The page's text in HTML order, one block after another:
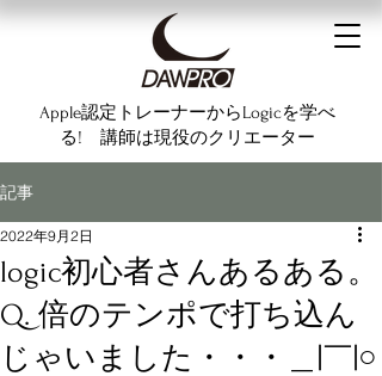
Apple認定トレーナーからLogicを学べ
る! 講師は現役のクリエーター
記事
logic初心者さんあるある。
Q. 倍のテンポで打ち込ん
じゃいました・・・＿|￣|○
2022年9月2日